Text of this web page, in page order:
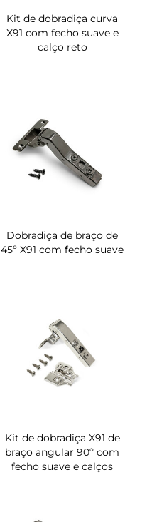
Kit de dobradiça curva
X91 com fecho suave e
calço reto
Dobradiça de braço de
45º X91 com fecho suave
Kit de dobradiça X91 de
braço angular 90º com
fecho suave e calços